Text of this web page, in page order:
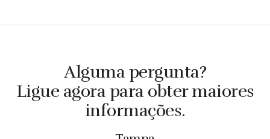
Alguma pergunta?
Ligue agora para obter maiores
informações.